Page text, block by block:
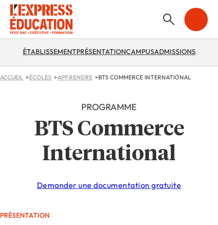
ÉTABLISSEMENTPRÉSENTATIONCAMPUSADMISSIONS
ACCUEIL ÉCOLES APP.RENDRE BTS COMMERCE INTERNATIONAL
PROGRAMME
BTS Commerce
International
Demander une documentation gratuite
PRÉSENTATION